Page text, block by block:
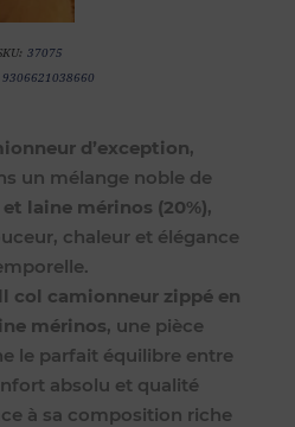
37075
9306621038660
d’exception,
un mélange noble de
laine mérinos (20%),
chaleur et élégance
col camionneur zippé en
mérinos, une pièce
le parfait équilibre entre
absolu et qualité
à sa composition riche